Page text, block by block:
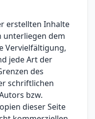
erstellten Inhalte
unterliegen dem
Vervielfältigung,
jede Art der
des
schriftlichen
bzw.
dieser Seite